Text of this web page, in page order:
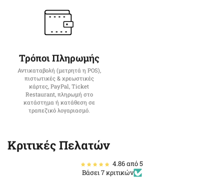
Τρόποι Πληρωμής
Αντικαταβολή (μετρητά η POS),
πιστωτικές & χρεωστικές
κάρτες, PayPal, Ticket
Restaurant, πληρωμή στο
κατάστημα ή κατάθεση σε
τραπεζικό λογαριασμό.
Κριτικές Πελατών
4.86 από 5
Βάσει 7 κριτικών